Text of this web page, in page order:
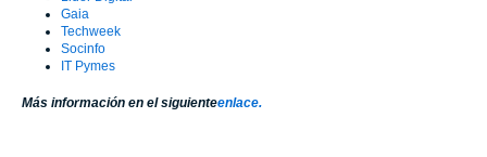
Gaia
Techweek
Socinfo
IT Pymes
Más información en el siguienteenlace.